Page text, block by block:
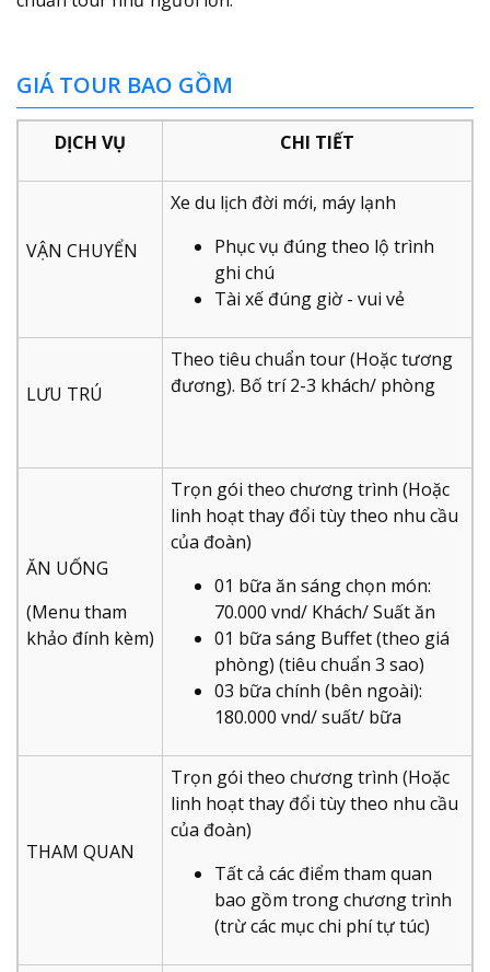
GIÁ TOUR BAO GỒM
DỊCH VỤ CHI TIẾT
VẬN CHUYỂN
Xe du lịch đời mới, máy lạnh
Phục vụ đúng theo lộ trình
ghi chú
Tài xế đúng giờ - vui vẻ
LƯU TRÚ
Theo tiêu chuẩn tour (Hoặc tương
đương). Bố trí 2-3 khách/ phòng
ĂN UỐNG
(Menu tham
khảo đính kèm)
Trọn gói theo chương trình (Hoặc
linh hoạt thay đổi tùy theo nhu cầu
của đoàn)
01 bữa ăn sáng chọn món:
70.000 vnd/ Khách/ Suất ăn
01 bữa sáng Buffet (theo giá
phòng) (tiêu chuẩn 3 sao)
03 bữa chính (bên ngoài):
180.000 vnd/ suất/ bữa
THAM QUAN
Trọn gói theo chương trình (Hoặc
linh hoạt thay đổi tùy theo nhu cầu
của đoàn)
Tất cả các điểm tham quan
bao gồm trong chương trình
(trừ các mục chi phí tự túc)